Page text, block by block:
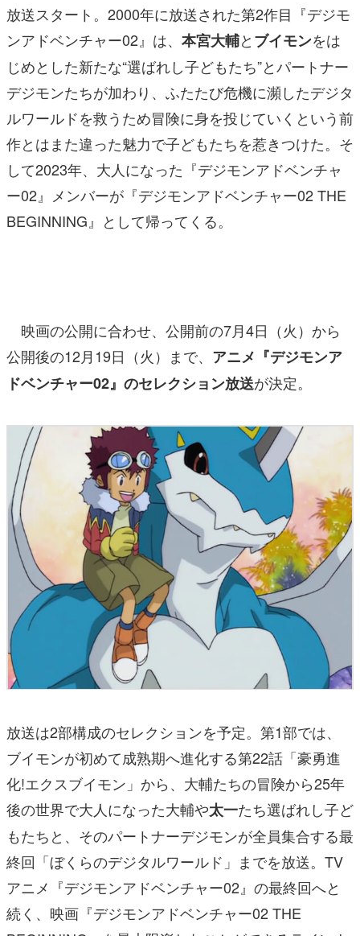
放送スタート。2000年に放送された第2作目『デジモ
ンアドベンチャー02』は、 本宮大輔とブイモンをは
じめとした新たな“選ばれし子どもたち”とパートナー
デジモンたちが加わり、ふたたび危機に瀕したデジタ
ルワールドを救うため冒険に身を投じていくという前
作とはまた違った魅力で子どもたちを惹きつけた。そ
して2023年、大人になった『デジモンアドベンチャ
ー02』メンバーが『デジモンアドベンチャー02 THE
BEGINNING』として帰ってくる。
映画の公開に合わせ、公開前の7月4日（火）から
公開後の12月19日（火）まで、 アニメ『デジモンア
ドベンチャー02』のセレクション放送が決定。
放送は2部構成のセレクションを予定。第1部では、
ブイモンが初めて成熟期へ進化する第22話「豪勇進
化!エクスブイモン」から、大輔たちの冒険から25年
後の世界で大人になった大輔や太一たち選ばれし子ど
もたちと、そのパートナーデジモンが全員集合する最
終回「ぼくらのデジタルワールド」までを放送。TV
アニメ『デジモンアドベンチャー02』の最終回へと
続く、映画『デジモンアドベンチャー02 THE